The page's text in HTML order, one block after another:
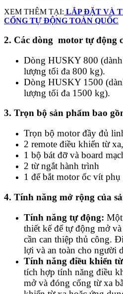
XEM THÊM TẠI: LẮP ĐẶT VÀ
CỔNG TỰ ĐỘNG TOÀN QUỐC
2. Các dòng motor tự động
Dòng HUSKY 800
lượng tối đa 800 kg).
Dòng HUSKY 1500
lượng tối đa 1500 kg).
3. Trọn bộ sản phẩm bao
Trọn bộ motor đầy đủ
2 remote điều khiển từ xa,
1 bộ bát đỡ và board
2 từ ngắt hành trình
1 đế bắt motor ốc vít phụ
4. Tính năng mở rộng của
Tính năng tự động:
thiết kế để tự động mở
cần can thiệp thủ công.
lợi và an toàn cho người
Tính năng điều khiển
tích hợp tính năng điều
mở và đóng cổng từ xa